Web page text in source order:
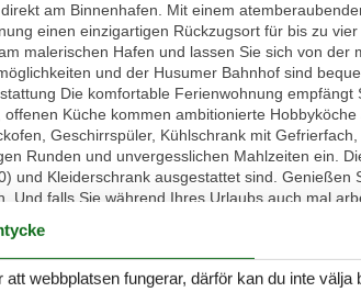
am Binnenhafen. Mit einem
einen einzigartigen Rückzugsort für bis zu
malerischen Hafen und lassen Sie sich von
und der Husumer Bahnhof sind
Die komfortable Ferienwohnung
Küche kommen ambitionierte
Geschirrspüler, Kühlschrank mit
Runden und unvergesslichen Mahlzeiten ein.
und Kleiderschrank ausgestattet sind.
Und falls Sie während Ihres Urlaubs auch mal
großes Duschbad, separates WC,
stellen wir Ihnen gerne kostenfrei zur
Erleben Sie einen unvergesslichen Aufenthalt in
Umgebung begeistern. Wir freuen uns
webbplatsen fungerar, därför kan du inte välja